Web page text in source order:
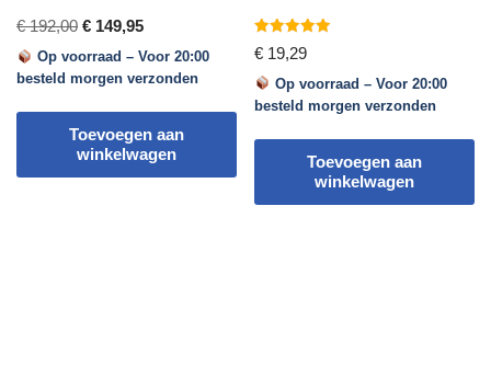
Kamperen 10X
€192,00 € 149,95
Op voorraad – Voor 20:00
besteld morgen verzonden
Toevoegen aan
winkelwagen
Kamperen
Gewaardeerd
5.00
€ 19,29
Op voorraad – Voor 20:00
besteld morgen verzonden
Toevoegen aan
winkelwagen